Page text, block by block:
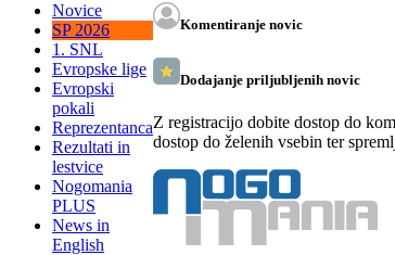
Novice
SP 2026
1. SNL
Evropske lige
Evropski
pokali
Reprezentanca
Rezultati in
lestvice
Nogomania
PLUS
News in
English
Komentiranje novic
Dodajanje priljubljenih novic
Z registracijo dobite dostop do
dostop do želenih vsebin ter